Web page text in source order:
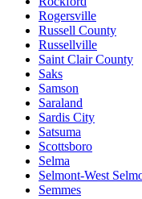
Rogersville
Russell County
Russellville
Saint Clair County
Saks
Samson
Saraland
Sardis City
Satsuma
Scottsboro
Selma
Selmont-West
Semmes